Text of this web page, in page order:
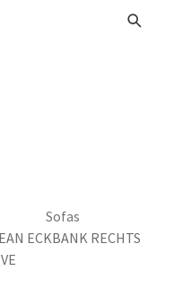
Sofas
ECKBANK RECHTS